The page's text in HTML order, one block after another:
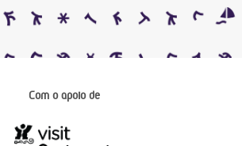
Com o apoio de